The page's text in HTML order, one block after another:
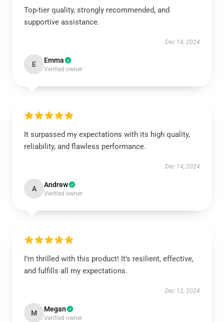
Top-tier quality, strongly recommended, and
supportive assistance.
Dec 14, 2024
E Emma
Verified owner
It surpassed my expectations with its high quality,
reliability, and flawless performance.
Dec 14, 2024
A Andrew
Verified owner
I’m thrilled with this product! It’s resilient, effective,
and fulfills all my expectations.
Dec 12, 2024
M Megan
Verified owner